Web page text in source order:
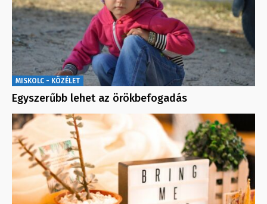
MISKOLC - KÖZÉLET
Egyszerűbb lehet az örökbefogadás